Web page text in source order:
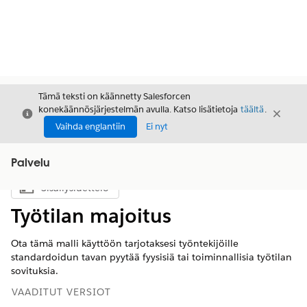
Sulje
Tämä teksti on käännetty Salesforcen
konekäännösjärjestelmän avulla. Katso lisätietoja täältä.
Vaihda englantiin
Ei nyt
Sulje
Palvelu
Näytä sisällysluettelo
Sisällysluettelo
Työtilan majoitus
Ota tämä malli käyttöön tarjotaksesi työntekijöille
standardoidun tavan pyytää fyysisiä tai toiminnallisia työtilan
sovituksia.
VAADITUT VERSIOT